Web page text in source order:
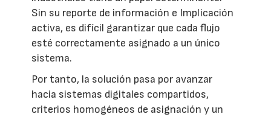
Sin su reporte de información e Implicación
activa, es difícil garantizar que cada flujo
esté correctamente asignado a un único
sistema.
Por tanto, la solución pasa por avanzar
hacia sistemas digitales compartidos,
criterios homogéneos de asignación y un